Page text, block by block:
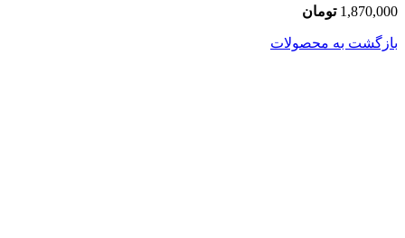
1,870,000 تومان
بازگشت به محصولات